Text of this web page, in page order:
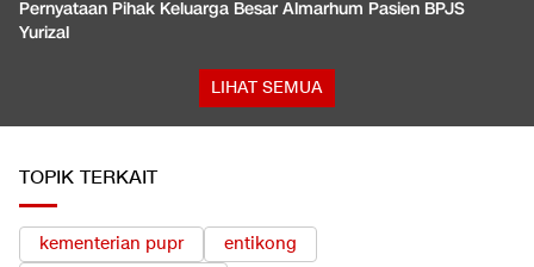
Pernyataan Pihak Keluarga Besar Almarhum Pasien BPJS
Yurizal
LIHAT SEMUA
TOPIK TERKAIT
kementerian pupr
entikong